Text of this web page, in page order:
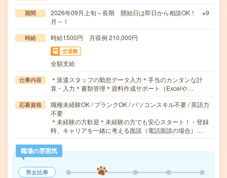
期間
2026年09月上旬～長期 開始日は即日から相談OK！ ※9
月～！
時給 時給1500円 月収例 210,000円
交通費
全額支給
仕事内容
＊派遣スタッフの勤怠データ入力＊手当のカンタンな計
算・入力＊書類管理＊資料作成サポート（Excelや…
応募資格
職種未経験OK / ブランクOK / パソコンスキル不要 / 英語力
不要
＊未経験の方歓迎＊未経験の方でも安心スタート！・登録
時、キャリアを一緒に考える面談（電話面談の場合）…
職場の雰囲気
男女比率